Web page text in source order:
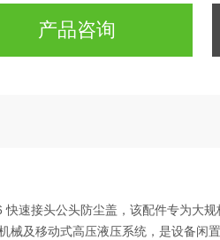
产品咨询
速接头公头防尘盖，该配件专为大
及移动式高压液压系统，是设备闲